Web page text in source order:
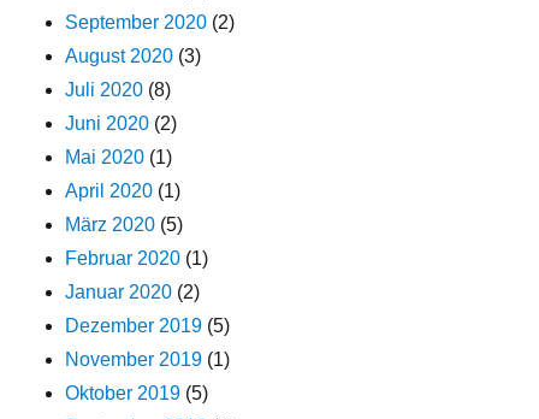
September 2020 (2)
August 2020 (3)
Juli 2020 (8)
Juni 2020 (2)
Mai 2020 (1)
April 2020 (1)
März 2020 (5)
Februar 2020 (1)
Januar 2020 (2)
Dezember 2019 (5)
November 2019 (1)
Oktober 2019 (5)